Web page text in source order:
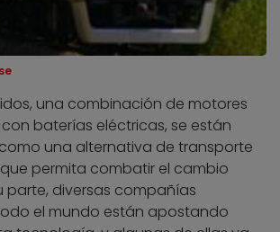
una combinación de motores
baterías eléctricas, se están
una alternativa de transporte
permita combatir el cambio
parte, diversas compañías
el mundo están apostando